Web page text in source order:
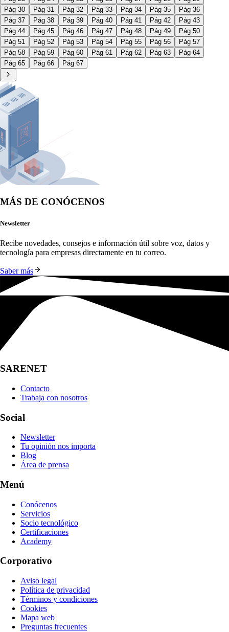
Pág 30
Pág 31 Pág 32 Pág 33 Pág 34 Pág 35
Pág 36
Pág 37
Pág 38 Pág 39 Pág 40 Pág 41 Pág 42
Pág 43
Pág 44
Pág 45 Pág 46 Pág 47 Pág 48 Pág 49
Pág 50
Pág 51
Pág 52 Pág 53 Pág 54 Pág 55 Pág 56
Pág 57
Pág 58
Pág 59 Pág 60 Pág 61 Pág 62 Pág 63
Pág 64
Pág 65
Pág 66 Pág 67
MÁS DE CONÓCENOS
Newsletter
Recibe novedades, consejos e información útil sobre voz, datos y
tecnología para empresas directamente en tu correo.
Saber más
SARENET
Contacto
Trabaja con nosotros
Social
Newsletter
Tu opinión nos importa
Blog
Área de prensa
Menú
Conócenos
Servicios
Socio tecnológico
Certificaciones
Academy
Corporativo
Aviso legal
Política de privacidad
Términos y condiciones
Cookies
Mapa web
Preguntas frecuentes